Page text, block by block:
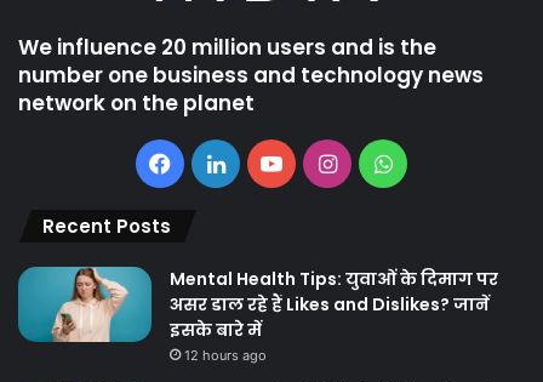
We influence 20 million users and is the
number one business and technology news
network on the planet
Facebook
LinkedInYouTubeInstagramWhatsApp
Recent Posts
Mental Health Tips: युवाओं के दिमाग पर
असर डाल रहे हैं Likes and Dislikes? जानें
इसके बारे में
12 hours ago